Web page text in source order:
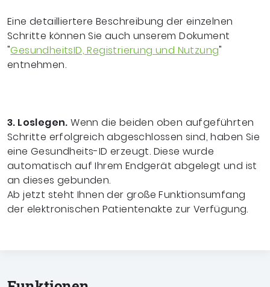
Eine detailliertere Beschreibung der einzelnen
Schritte können Sie auch unserem Dokument
"GesundheitsID, Registrierung und Nutzung"
entnehmen.
3. Loslegen. Wenn die beiden oben aufgeführten
Schritte erfolgreich abgeschlossen sind, haben Sie
eine Gesundheits-ID erzeugt. Diese wurde
automatisch auf Ihrem Endgerät abgelegt und ist
an dieses gebunden.
Ab jetzt steht Ihnen der große Funktionsumfang
der elektronischen Patientenakte zur Verfügung.